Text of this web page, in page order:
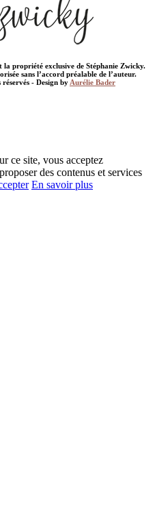
la propriété exclusive de Stéphanie Zwicky.
sans l’accord préalable de l’auteur.
- Design byAurélie Bader
ce site, vous acceptez
des contenus et services
En savoir plus